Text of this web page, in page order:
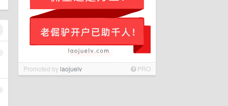
Promoted bylaojuelv PRO